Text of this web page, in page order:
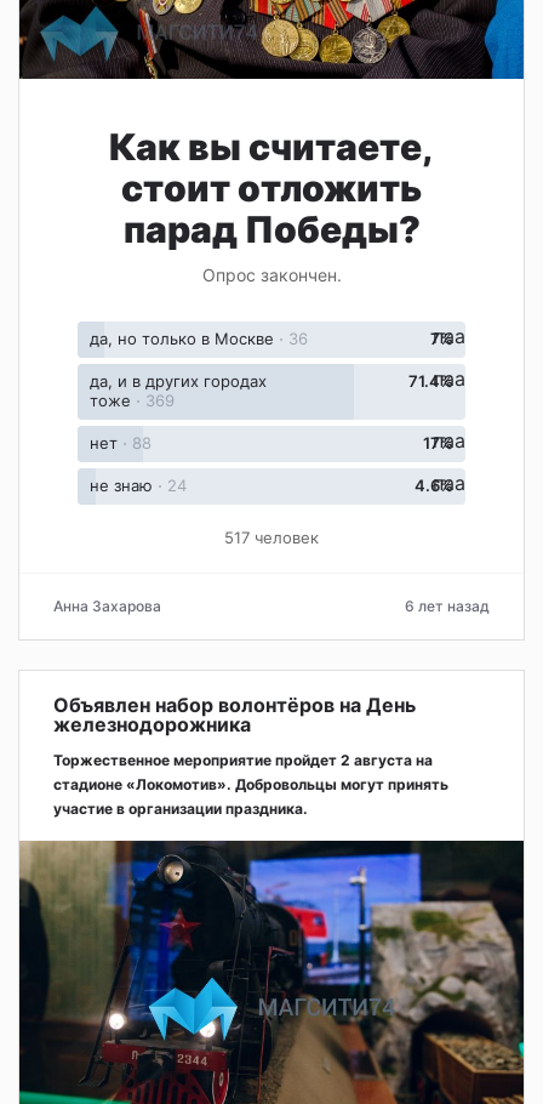
Как вы считаете,
стоит отложить
парад Победы?
Опрос закончен.
да, но только в Москве ⋅ 36 7%
паа
да, и в других городах
тоже ⋅ 369
71.4%
паа
нет ⋅ 88 17%
паа
не знаю ⋅ 24 4.6%
паа
517 человек
Анна Захарова 6 лет назад
Объявлен набор волонтёров на День
железнодорожника
Торжественное мероприятие пройдет 2 августа на
стадионе «Локомотив». Добровольцы могут принять
участие в организации праздника.